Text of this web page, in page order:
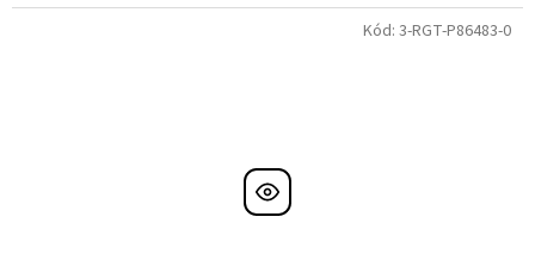
Kód: 3-RGT-P86483-0